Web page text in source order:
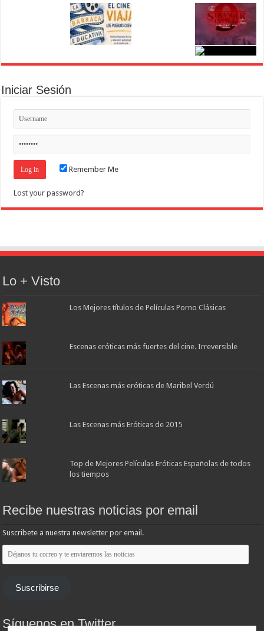
Iniciar Sesión
Remember Me
Lost your password?
Lo + Visto
Los Mejores títulos de Películas Porno Clásicas
Escenas eróticas más fuertes del cine. Irreversible
Las Escenas más eróticas de Maribel Verdú
Las Escenas más Eróticas de 2015
Top de Mejores Películas Eróticas Españolas de todos
los tiempos
Recibe nuestras noticias por email
Suscribete a nuestra newsletter por email.
Déjanos
tu
correo
enviaremos
Suscribirse
Síguenos en Twitter